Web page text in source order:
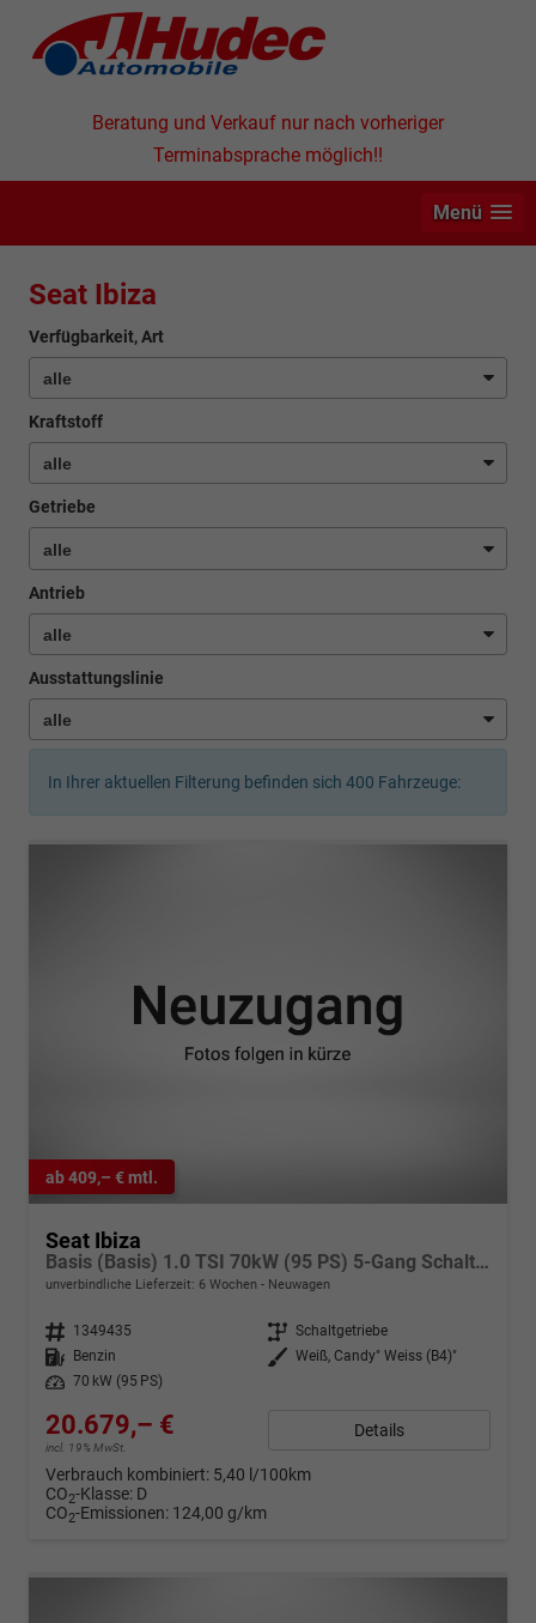
Beratung und Verkauf nur nach vorheriger
Terminabsprache möglich!!
Menü
Seat Ibiza
Verfügbarkeit, Art
Kraftstoff
Getriebe
Antrieb
Ausstattungslinie
In Ihrer aktuellen Filterung befinden sich 400 Fahrzeuge:
ab 409,– € mtl.
Seat Ibiza
Basis (Basis) 1.0 TSI 70kW (95 PS) 5-Gang Schaltgetriebe
unverbindliche Lieferzeit: 6 Wochen Neuwagen
Fahrzeugnr. 1349435 Getriebe Schaltgetriebe
Kraftstoff
Benzin Außenfarbe Weiß, Candy" Weiss (B4)"
Leistung
70 kW (95 PS)
20.679,– €
incl. 19% MwSt.
Details
Verbrauch kombiniert: 5,40 l/100km
CO2-Klasse: D
CO2-Emissionen: 124,00 g/km